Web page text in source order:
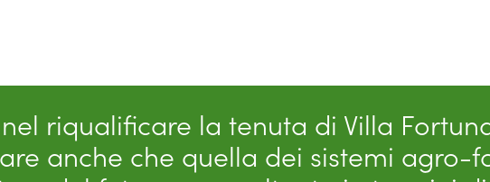
riqualificare la tenuta di Villa
anche che quella dei sistemi agro-